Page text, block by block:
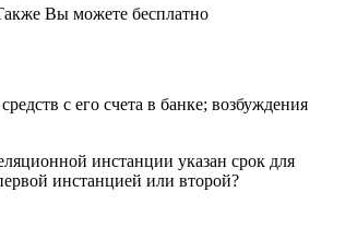
Вы можете бесплатно
с его счета в банке; возбуждения
инстанции указан срок для
инстанцией или второй?